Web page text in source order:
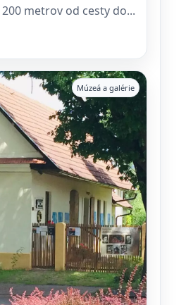
metrov od cesty do...
Múzeá a galérie